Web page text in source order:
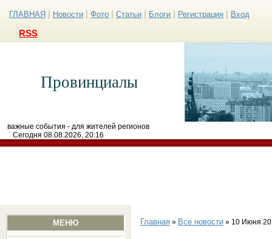
ГЛАВНАЯ Новости Фото Статьи Блоги Регистрация Вход
RSS
Провинциалы
важные события - для жителей регионов
Сегодня 08.08.2026, 20:16
МЕНЮ Главная» Все новости» 10 Июня